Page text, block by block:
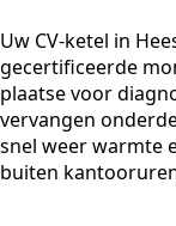
Uw CV-ketel in
gecertificeerde
plaatse voor
vervangen
snel weer warmte
buiten